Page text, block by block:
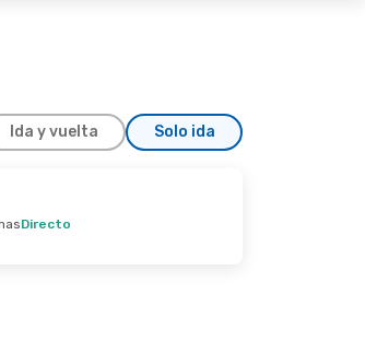
Ida y vuelta Solo ida
Directo